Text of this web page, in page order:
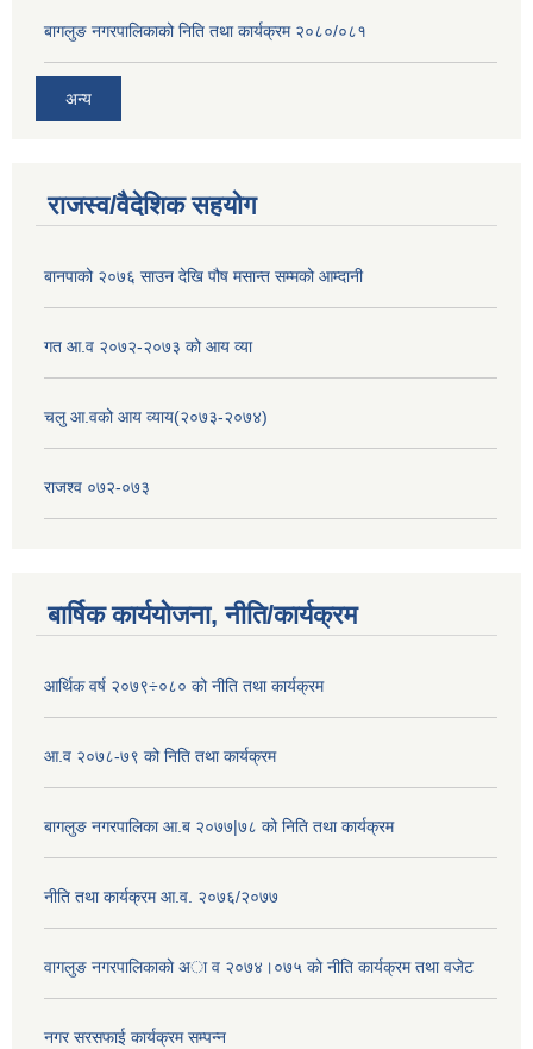
बागलुङ नगरपालिकाको निति तथा कार्यक्रम २०८०/०८१
अन्य
राजस्व/वैदेशिक सहयोग
बानपाको २०७६ साउन देखि पौष मसान्त सम्मको आम्दानी
गत आ.व २०७२-२०७३ को आय व्या
चलु आ.वको आय व्याय(२०७३-२०७४)
राजश्व ०७२-०७३
बार्षिक कार्ययोजना, नीति/कार्यक्रम
आर्थिक वर्ष २०७९÷०८० को नीति तथा कार्यक्रम
आ.व २०७८-७९ को निति तथा कार्यक्रम
बागलुङ नगरपालिका आ.ब २०७७|७८ को निति तथा कार्यक्रम
नीति तथा कार्यक्रम आ.व. २०७६/२०७७
वागलुङ नगरपालिकाकाे अा‍ व २०७४।०७५ काे नीति कार्यक्रम तथा वजेट
नगर सरसफाई कार्यक्रम सम्पन्न